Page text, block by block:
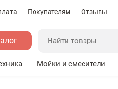
Покупателям Отзывы
Мойки и смесители